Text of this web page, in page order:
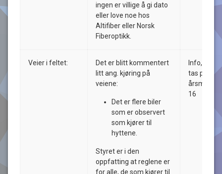
ingen er villige å gi dato
eller love noe hos
Altifiber eller Norsk
Fiberoptikk.
Veier i feltet:
Det er blitt kommentert
litt ang. kjøring på
veiene:
Det er flere biler
som er observert
som kjører til
hyttene.
Styret er i den
oppfatting at reglene er
for alle, de som kjører til
Info, bør
tas på
årsmøtet
16